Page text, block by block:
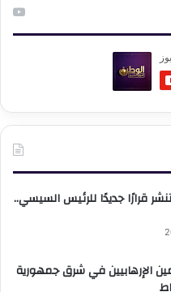
قرارًا جديدًا للرئيس السيسي..
الإرهابيين في شرق جمهورية